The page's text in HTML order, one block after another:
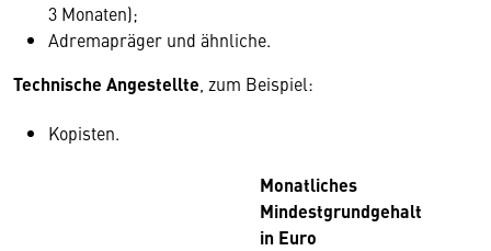
3 Monaten);
Adremapräger und ähnliche.
Technische Angestellte , zum Beispiel:
Kopisten.
Monatliches
Mindestgrundgehalt
in Euro